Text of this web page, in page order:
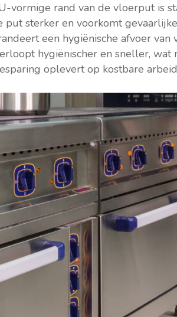
vormige rand van de vloerput is
put sterker en voorkomt
een hygiënische afvoer
hygiënischer en sneller, wat
oplevert op kostbare